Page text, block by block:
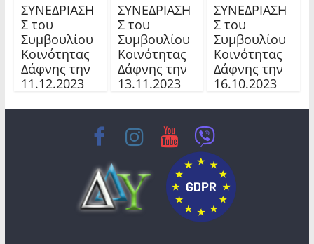
ΣΥΝΕΔΡΙΑΣΗ
Σ του
Συμβουλίου
Κοινότητας
Δάφνης την
11.12.2023
ΣΥΝΕΔΡΙΑΣΗ
Σ του
Συμβουλίου
Κοινότητας
Δάφνης την
13.11.2023
ΣΥΝΕΔΡΙΑΣΗ
Σ του
Συμβουλίου
Κοινότητας
Δάφνης την
16.10.2023